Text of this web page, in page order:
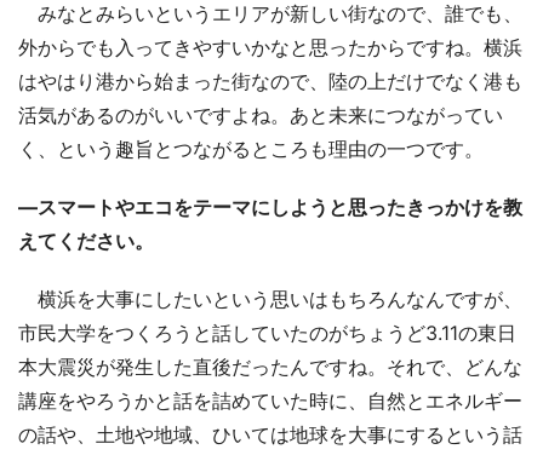
みなとみらいというエリアが新しい街なので、誰でも、
外からでも入ってきやすいかなと思ったからですね。横浜
はやはり港から始まった街なので、陸の上だけでなく港も
活気があるのがいいですよね。あと未来につながってい
く、という趣旨とつながるところも理由の一つです。
―スマートやエコをテーマにしようと思ったきっかけを教
えてください。
横浜を大事にしたいという思いはもちろんなんですが、
市民大学をつくろうと話していたのがちょうど3.11の東日
本大震災が発生した直後だったんですね。それで、どんな
講座をやろうかと話を詰めていた時に、自然とエネルギー
の話や、土地や地域、ひいては地球を大事にするという話